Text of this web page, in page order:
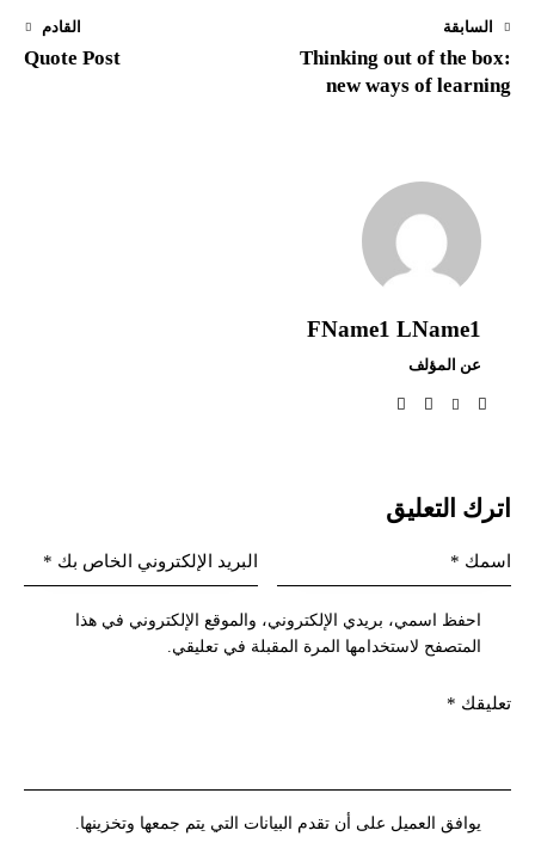
السابقة
Thinking out of the box:
new ways of learning
القادم
Quote Post
FName1 LName1
عن المؤلف
اترك التعليق
احفظ اسمي، بريدي الإلكتروني، والموقع الإلكتروني في هذا
المتصفح لاستخدامها المرة المقبلة في تعليقي.
يوافق العميل على أن تقدم البيانات التي يتم جمعها وتخزينها.